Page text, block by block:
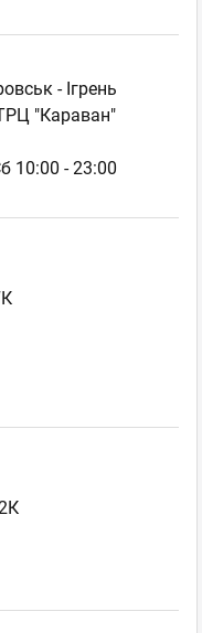
- Ігрень
"Караван"
10:00 - 23:00